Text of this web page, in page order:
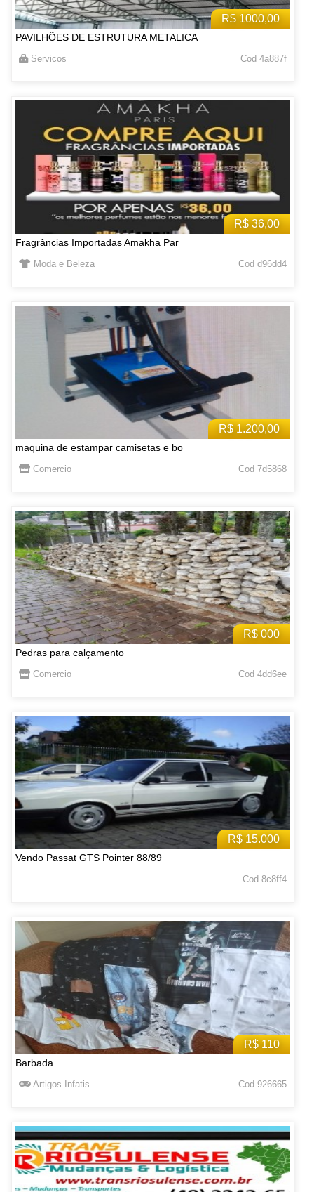
R$ 1000,00
PAVILHÕES DE ESTRUTURA METALICA
Servicos Cod 4a887f
R$ 36,00
Fragrâncias Importadas Amakha Par
Moda e Beleza Cod d96dd4
R$ 1.200,00
maquina de estampar camisetas e bo
Comercio Cod 7d5868
R$ 000
Pedras para calçamento
Comercio Cod 4dd6ee
R$ 15.000
Vendo Passat GTS Pointer 88/89
Cod 8c8ff4
R$ 110
Barbada
Artigos Infatis Cod 926665